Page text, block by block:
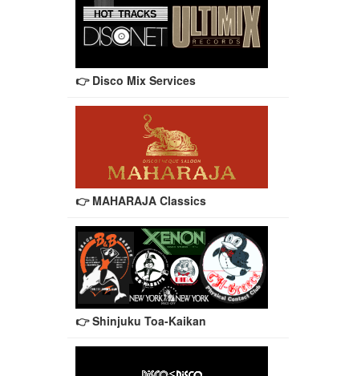
👉 Disco Mix Services
👉 MAHARAJA Classics
👉 Shinjuku Toa-Kaikan